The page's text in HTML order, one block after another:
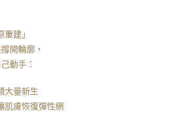
建」
開輪廓，
動手：
大量新生
肌膚恢復彈性網